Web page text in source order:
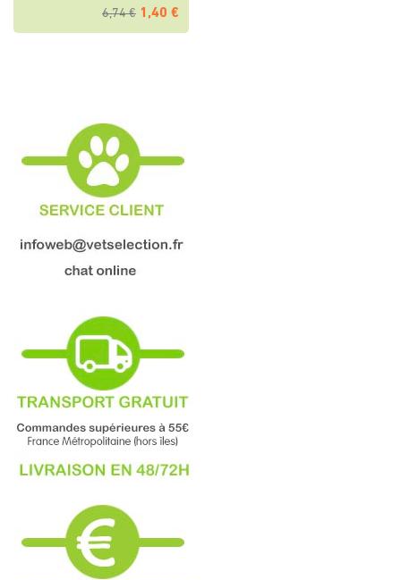
6,74 € 1,40 €